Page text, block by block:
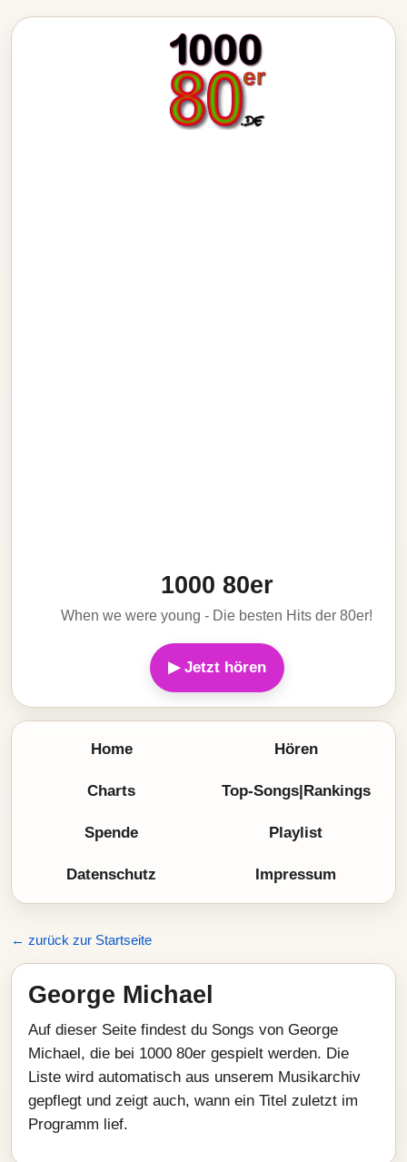
1000 80er
When we were young - Die besten Hits der 80er!
▶ Jetzt hören
Home Hören
Charts Top-Songs|Rankings
Spende Playlist
Datenschutz Impressum
← zurück zur Startseite
George Michael
Auf dieser Seite findest du Songs von George
Michael, die bei 1000 80er gespielt werden. Die
Liste wird automatisch aus unserem Musikarchiv
gepflegt und zeigt auch, wann ein Titel zuletzt im
Programm lief.